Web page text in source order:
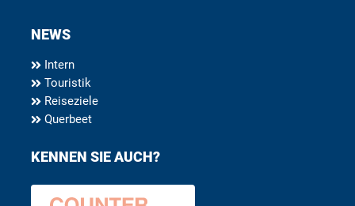
NEWS
Intern
Touristik
Reiseziele
Querbeet
KENNEN SIE AUCH?